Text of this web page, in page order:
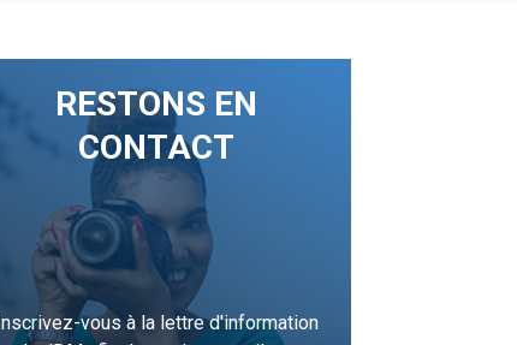
RESTONS EN
CONTACT
Inscrivez-vous à la lettre d'information